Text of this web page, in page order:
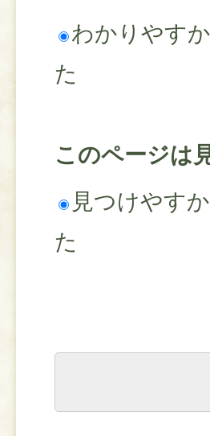
わかりやす
た
このページは
見つけやす
た